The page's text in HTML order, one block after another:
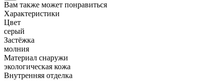
Вам также может понравиться
Характеристики
Цвет
серый
Застёжка
молния
Материал снаружи
экологическая кожа
Внутренняя отделка